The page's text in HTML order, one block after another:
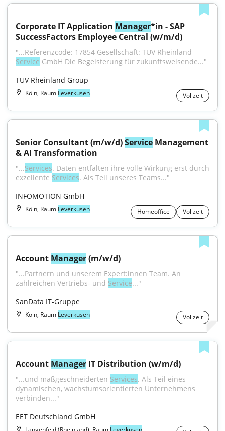
Corporate IT Application Manager*in - SAP
SuccessFactors Employee Central (w/m/d)
Service GmbH Die Begeisterung für zukunftsweisende..."
TÜV Rheinland Group
Köln, Raum Leverkusen Vollzeit
Senior Consultant (m/w/d) Service Management
& AI Transformation
"...Services. Daten entfalten ihre volle Wirkung erst durch
exzellente Services. Als Teil unseres Teams..."
INFOMOTION GmbH
Köln, Raum Leverkusen Homeoffice Vollzeit
Account Manager (m/w/d)
"...Partnern und unserem Expert:innen Team. An
zahlreichen Vertriebs- und Service..."
SanData IT-Gruppe
Köln, Raum Leverkusen Vollzeit
Account Manager IT Distribution (w/m/d)
"...und maßgeschneiderten Services. Als Teil eines
dynamischen, wachstumsorientierten Unternehmens
verbinden..."
EET Deutschland GmbH